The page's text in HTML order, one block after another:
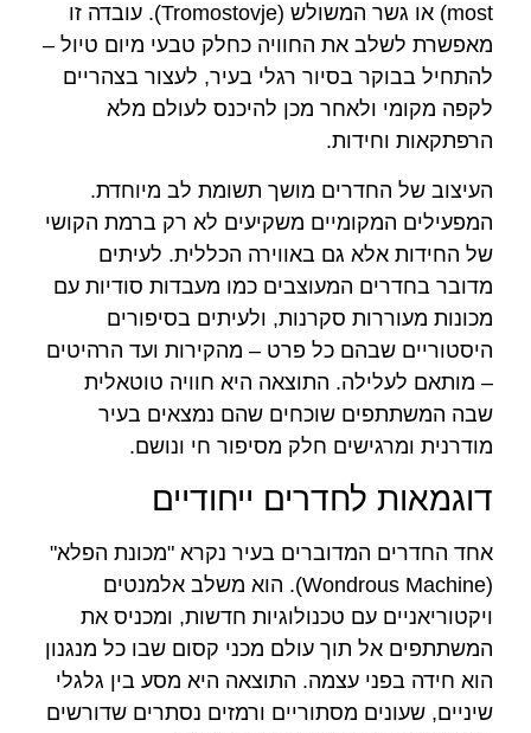
most) או גשר המשולש (Tromostovje). עובדה זו
מאפשרת לשלב את החוויה כחלק טבעי מיום טיול –
להתחיל בבוקר בסיור רגלי בעיר, לעצור בצהריים
לקפה מקומי ולאחר מכן להיכנס לעולם מלא
הרפתקאות וחידות.
העיצוב של החדרים מושך תשומת לב מיוחדת.
המפעילים המקומיים משקיעים לא רק ברמת הקושי
של החידות אלא גם באווירה הכללית. לעיתים
מדובר בחדרים המעוצבים כמו מעבדות סודיות עם
מכונות מעוררות סקרנות, ולעיתים בסיפורים
היסטוריים שבהם כל פרט – מהקירות ועד הרהיטים
– מותאם לעלילה. התוצאה היא חוויה טוטאלית
שבה המשתתפים שוכחים שהם נמצאים בעיר
מודרנית ומרגישים חלק מסיפור חי ונושם.
דוגמאות לחדרים ייחודיים
אחד החדרים המדוברים בעיר נקרא "מכונת הפלא"
(Wondrous Machine). הוא משלב אלמנטים
ויקטוריאניים עם טכנולוגיות חדשות, ומכניס את
המשתתפים אל תוך עולם מכני קסום שבו כל מנגנון
הוא חידה בפני עצמה. התוצאה היא מסע בין גלגלי
שיניים, שעונים מסתוריים ורמזים נסתרים שדורשים